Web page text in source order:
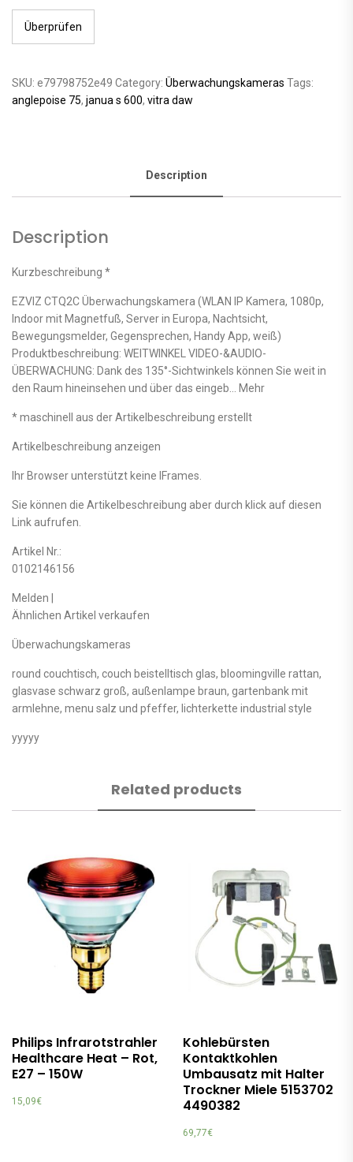
Überprüfen
SKU: e79798752e49 Category: Überwachungskameras Tags:
anglepoise 75, janua s 600, vitra daw
Description
Description
Kurzbeschreibung *
EZVIZ CTQ2C Überwachungskamera (WLAN IP Kamera, 1080p,
Indoor mit Magnetfuß, Server in Europa, Nachtsicht,
Bewegungsmelder, Gegensprechen, Handy App, weiß)
Produktbeschreibung: WEITWINKEL VIDEO-&AUDIO-
ÜBERWACHUNG: Dank des 135°-Sichtwinkels können Sie weit in
den Raum hineinsehen und über das eingeb… Mehr
* maschinell aus der Artikelbeschreibung erstellt
Artikelbeschreibung anzeigen
Ihr Browser unterstützt keine IFrames.
Sie können die Artikelbeschreibung aber durch klick auf diesen
Link aufrufen.
Artikel Nr.:
0102146156
Melden |
Ähnlichen Artikel verkaufen
Überwachungskameras
round couchtisch, couch beistelltisch glas, bloomingville rattan,
glasvase schwarz groß, außenlampe braun, gartenbank mit
armlehne, menu salz und pfeffer, lichterkette industrial style
yyyyy
Related products
Philips Infrarotstrahler
Healthcare Heat – Rot,
E27 – 150W
15,09€
Kohlebürsten
Kontaktkohlen
Umbausatz mit Halter
Trockner Miele 5153702
4490382
69,77€